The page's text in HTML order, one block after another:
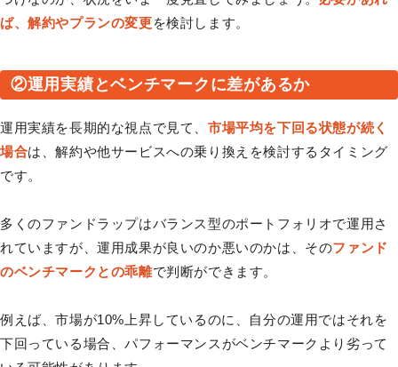
ば、解約やプランの変更を検討します。
②運用実績とベンチマークに差があるか
運用実績を長期的な視点で見て、市場平均を下回る状態が続く
場合は、解約や他サービスへの乗り換えを検討するタイミング
です。
多くのファンドラップはバランス型のポートフォリオで運用さ
れていますが、運用成果が良いのか悪いのかは、そのファンド
のベンチマークとの乖離で判断ができます。
例えば、市場が10%上昇しているのに、自分の運用ではそれを
下回っている場合、パフォーマンスがベンチマークより劣って